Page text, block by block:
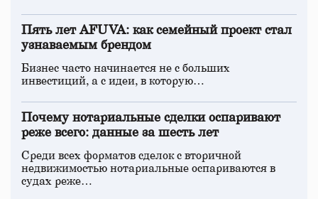
Пять лет AFUVA: как семейный проект стал
узнаваемым брендом
Бизнес часто начинается не с больших
инвестиций, а с идеи, в которую…
Почему нотариальные сделки оспаривают
реже всего: данные за шесть лет
Среди всех форматов сделок с вторичной
недвижимостью нотариальные оспариваются в
судах реже…